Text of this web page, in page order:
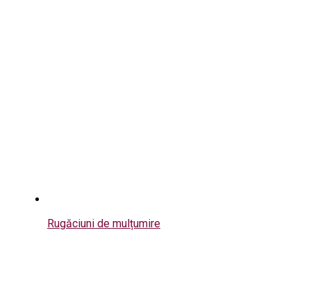
Rugăciuni de mulțumire